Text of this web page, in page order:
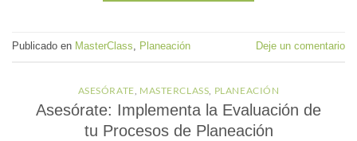
Publicado en MasterClass, Planeación Deje un comentario
ASESÓRATE MASTERCLASS PLANEACIÓN
Asesórate: Implementa la Evaluación de
tu Procesos de Planeación